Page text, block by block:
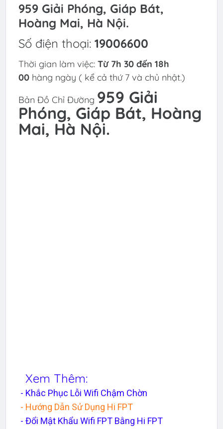
959 Giải Phóng, Giáp Bát,
Hoàng Mai, Hà Nội.
Số điện thoại: 19006600
Thời gian làm việc: Từ 7h 30 đến 18h
00 hàng ngày ( kể cả thứ 7 và chủ nhật.)
Bản Đồ Chỉ Đường 959 Giải
Phóng, Giáp Bát, Hoàng
Mai, Hà Nội.
Xem Thêm:
- Khắc Phục Lỗi Wifi Chậm Chờn
- Hướng Dẫn Sử Dụng Hi FPT
- Đổi Mật Khẩu Wifi FPT Bằng Hi FPT